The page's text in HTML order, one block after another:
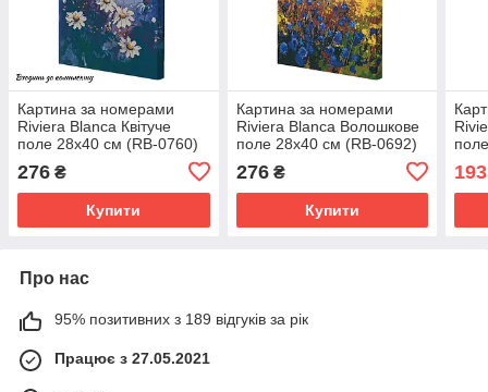
Картина за номерами
Riviera Blanca Квітуче
поле 28x40 см (RB-0760)
276 ₴
Купити
Картина за номерами
Riviera Blanca Волошкове
поле 28x40 см (RB-0692)
276₴
Купити
Про нас
95% позитивних з 189 відгуків за рік
Працює з 27.05.2021